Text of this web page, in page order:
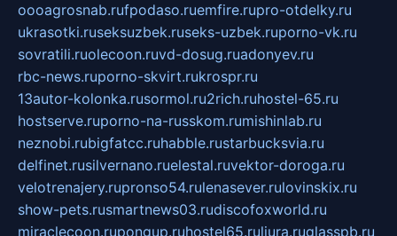
oooagrosnab.rufpodaso.ruemfire.rupro-otdelky.ru
ukrasotki.ruseksuzbek.ruseks-uzbek.ruporno-vk.ru
sovratili.ruolecoon.ruvd-dosug.ruadonyev.ru
rbc-news.ruporno-skvirt.rukrospr.ru
13autor-kolonka.rusormol.ru2rich.ruhostel-65.ru
hostserve.ruporno-na-russkom.rumishinlab.ru
neznobi.rubigfatcc.ruhabble.rustarbucksvia.ru
delfinet.rusilvernano.ruelestal.ruvektor-doroga.ru
velotrenajery.rupronso54.rulenasever.rulovinskix.ru
show-pets.rusmartnews03.rudiscofoxworld.ru
miraclecoon.rupongup.ruhostel65.ruliura.ruglasspb.ru